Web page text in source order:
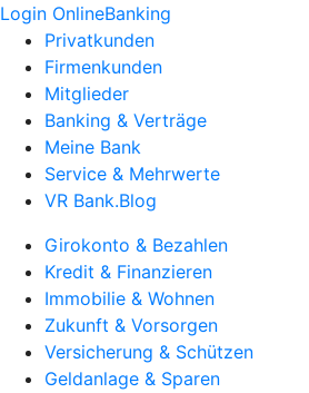
Login OnlineBanking
Privatkunden
Firmenkunden
Mitglieder
Banking & Verträge
Meine Bank
Service & Mehrwerte
VR Bank.Blog
Girokonto & Bezahlen
Kredit & Finanzieren
Immobilie & Wohnen
Zukunft & Vorsorgen
Versicherung & Schützen
Geldanlage & Sparen